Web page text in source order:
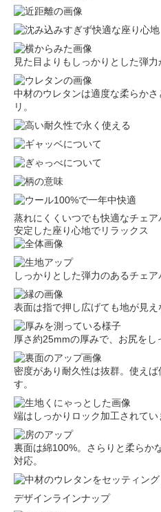
見た目よりもしっかりとした弾力
中材のウレタンは適度な柔らか
リ。
蒸れにくくいつでも快適なチェア
安定した座り心地でリラックス
しっかりとした弾力のあるチェア
表面は指で押し広げても地が見え
厚さ約25mmの厚みで、お尻をし
密度があり耐久性は抜群。使え
す。
端はしっかりロック加工されてい
裏面は綿100%。さらりと柔らか
対応。
デザインラインナップ